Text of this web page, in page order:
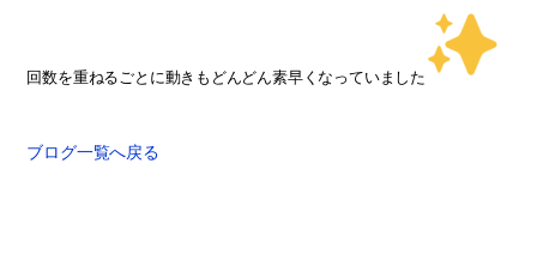
回数を重ねるごとに動きもどんどん素早くなっていました
ブログ一覧へ戻る